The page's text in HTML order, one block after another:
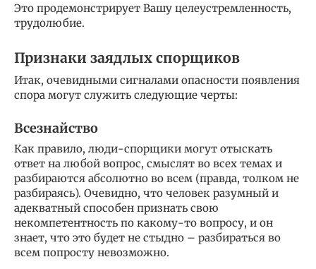
Это продемонстрирует Вашу целеустремленность,
трудолюбие.
Признаки заядлых спорщиков
Итак, очевидными сигналами опасности появления
спора могут служить следующие черты:
Всезнайство
Как правило, люди-спорщики могут отыскать
ответ на любой вопрос, смыслят во всех темах и
разбираются абсолютно во всем (правда, толком не
разбираясь). Очевидно, что человек разумный и
адекватный способен признать свою
некомпетентность по какому-то вопросу, и он
знает, что это будет не стыдно – разбираться во
всем попросту невозможно.